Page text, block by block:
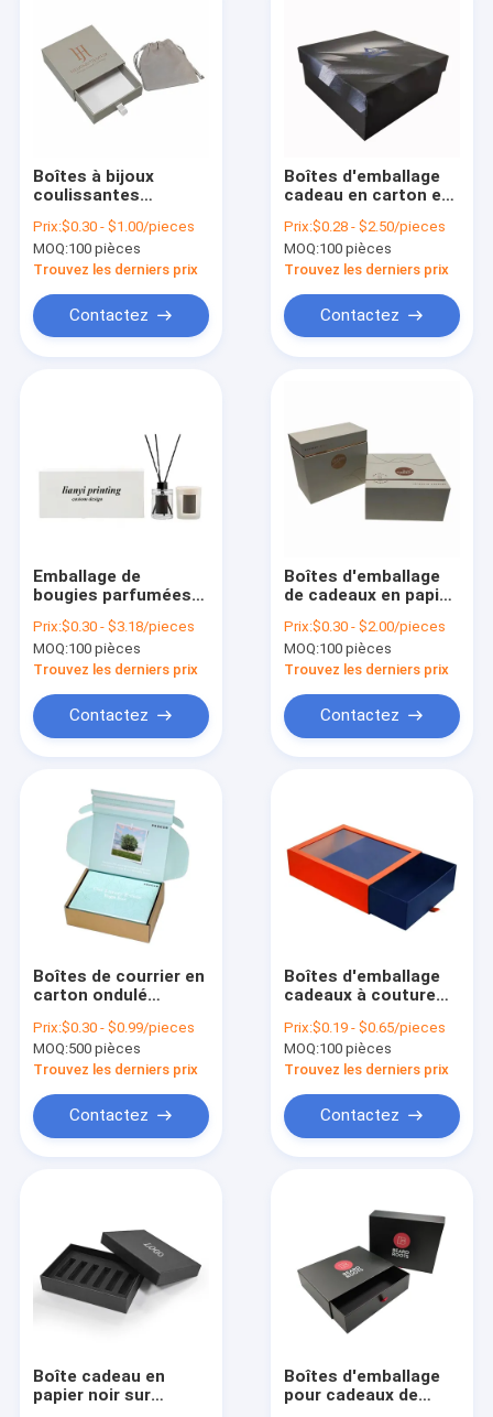
À propos de nous
Visite de l'usine
Nouvelles
Les affaires
Boîtes d'emballage pour cadeaux
Boîte d'emballage magnétique
Boîte d'emballage de tiroir
Boîte pliable rigide
boîtes de empaquetage de bijoux
Boîte à lettres en papier
Boîte d'emballage à tubes
Boîtes à bijoux
coulissantes
Prix:$0.30 - $1.00/pieces
MOQ:100 pièces
Trouvez les derniers prix
Contactez
Boîtes d'emballage
cadeau en carton en
Carton imprimé pour
l'acceptation du logo
personnalisé
Prix:$0.28 - $2.50/pieces
MOQ:100 pièces
Trouvez les derniers prix
Contactez
Emballage de
bougies parfumées
diffuseur de roseau
aromathérapeutique
Prix:$0.30 - $3.18/pieces
MOQ:100 pièces
Trouvez les derniers prix
Contactez
Boîtes d'emballage
de cadeaux en papier
personnalisée Boîtes
d'emballage de thé et
de café en carton
Prix:$0.30 - $2.00/pieces
MOQ:100 pièces
Trouvez les derniers prix
Contactez
Boîtes de courrier en
carton ondulé
certifiées FSC
Prix:$0.30 - $0.99/pieces
MOQ:500 pièces
Trouvez les derniers prix
Contactez
Boîtes d'emballage
cadeaux à couture
doublure en carton
Prix:$0.19 - $0.65/pieces
MOQ:100 pièces
Trouvez les derniers prix
Contactez
Boîte cadeau en
papier noir sur
Boîtes d'emballage
pour cadeaux de